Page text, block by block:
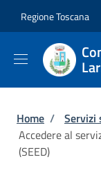
Regione Toscana
Briciole
Home / Servizi
Accedere al
(SEED)